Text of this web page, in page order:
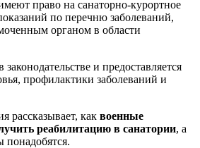
право на санаторно-курортное
по перечню заболеваний,
органом в области
и предоставляется
профилактики заболеваний и
рассказывает, как военные
реабилитацию в санатории, а
понадобятся.